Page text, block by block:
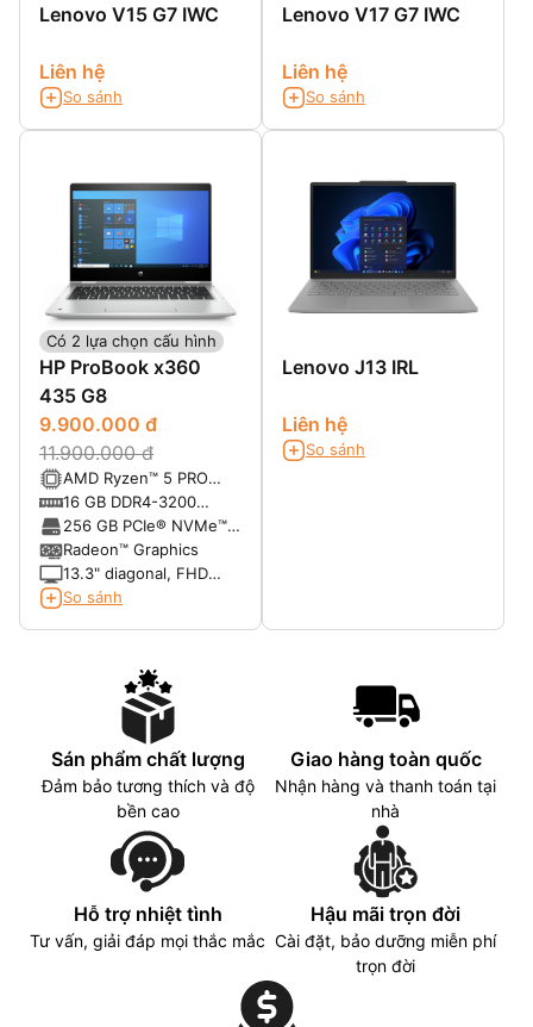
Lenovo V15 G7 IWC
Liên hệ
So sánh
Lenovo V17 G7 IWC
Liên hệ
So sánh
Có 2 lựa chọn cấu hình
HP ProBook x360
435 G8
9.900.000 đ
11.900.000 đ
AMD Ryzen™ 5 PRO
5600U with Radeon™
Graphics (2.3 GHz base
clock, up to 4.2 GHz
max boost clock, 16 MB
L3 cache, 6 cores)
16 GB DDR4-3200
SDRAM
256 GB PCIe® NVMe™
M.2 Value SSD TLC
Radeon™ Graphics
13.3" diagonal, FHD
(1920 x 1080), touch,
72% NTSC
So sánh
Lenovo J13 IRL
Liên hệ
So sánh
Sán phẩm chất lượng
Đảm bảo tương thích và độ
bền cao
Giao hàng toàn quốc
Nhận hàng và thanh toán tại
nhà
Hỗ trợ nhiệt tình
Tư vấn, giải đáp mọi thắc mắc
Hậu mãi trọn đời
Cài đặt, bảo dưỡng miễn phí
trọn đời